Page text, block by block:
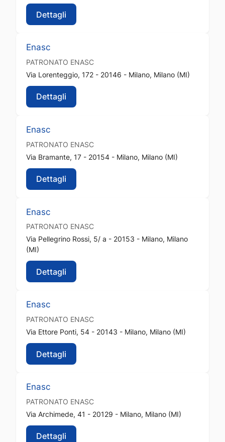
Dettagli
Enasc
PATRONATO ENASC
Via Lorenteggio, 172 - 20146 - Milano, Milano (MI)
Dettagli
Enasc
PATRONATO ENASC
Via Bramante, 17 - 20154 - Milano, Milano (MI)
Dettagli
Enasc
PATRONATO ENASC
Via Pellegrino Rossi, 5/ a - 20153 - Milano, Milano
(MI)
Dettagli
Enasc
PATRONATO ENASC
Via Ettore Ponti, 54 - 20143 - Milano, Milano (MI)
Dettagli
Enasc
PATRONATO ENASC
Via Archimede, 41 - 20129 - Milano, Milano (MI)
Dettagli